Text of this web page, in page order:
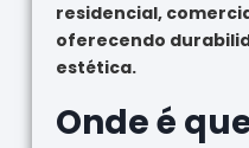
residencial,
oferecendo
estética.
Onde é